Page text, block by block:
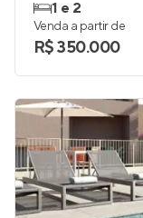
1 e 2
Venda a partir de
R$ 350.000